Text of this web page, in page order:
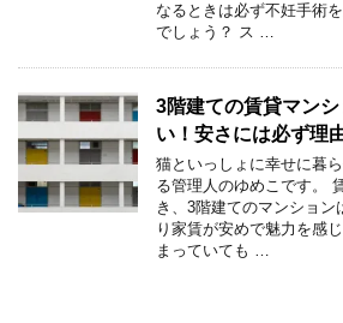
なるときは必ず不妊手術
でしょう？ ス …
3階建ての賃貸マン
い！安さには必ず理
猫といっしょに幸せに暮
る管理人のゆめこです。
き、3階建てのマンション
り家賃が安めで魅力を感
まっていても …